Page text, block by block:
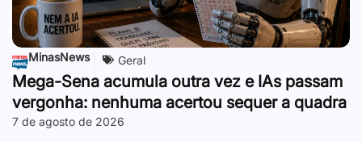
MinasNews Geral
Mega-Sena acumula outra vez e IAs passam
vergonha: nenhuma acertou sequer a quadra
7 de agosto de 2026